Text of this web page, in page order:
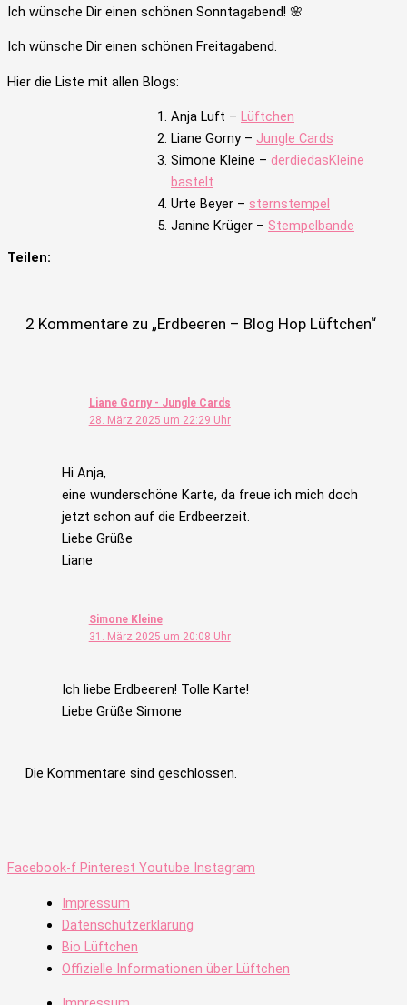
Ich wünsche Dir einen schönen Sonntagabend! 🌸
Ich wünsche Dir einen schönen Freitagabend.
Hier die Liste mit allen Blogs:
Anja Luft – Lüftchen
Liane Gorny – Jungle Cards
Simone Kleine – derdiedasKleine
bastelt
Urte Beyer – sternstempel
Janine Krüger – Stempelbande
Teilen:
2 Kommentare zu „Erdbeeren – Blog Hop Lüftchen“
Liane Gorny - Jungle Cards
28. März 2025 um 22:29 Uhr
Hi Anja,
eine wunderschöne Karte, da freue ich mich doch
jetzt schon auf die Erdbeerzeit.
Liebe Grüße
Liane
Simone Kleine
31. März 2025 um 20:08 Uhr
Ich liebe Erdbeeren! Tolle Karte!
Liebe Grüße Simone
Die Kommentare sind geschlossen.
Facebook-f Pinterest Youtube Instagram
Impressum
Datenschutzerklärung
Bio Lüftchen
Offizielle Informationen über Lüftchen